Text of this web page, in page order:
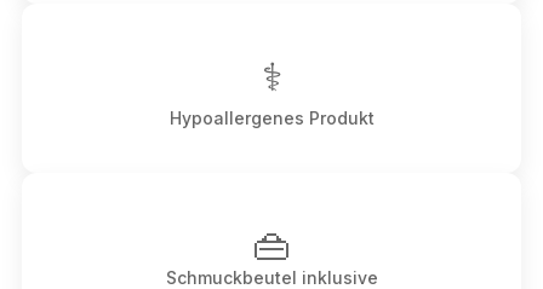
⚕
Hypoallergenes Produkt
👜
Schmuckbeutel inklusive